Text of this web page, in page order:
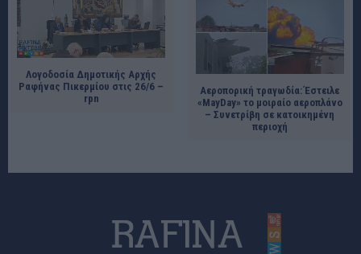
Λογοδοσία Δημοτικής Αρχής
Ραφήνας Πικερμίου στις 26/6 –
rpn
Αεροπορική τραγωδία: Έστειλε
«MayDay» το μοιραίο αεροπλάνο
– Συνετρίβη σε κατοικημένη
περιοχή